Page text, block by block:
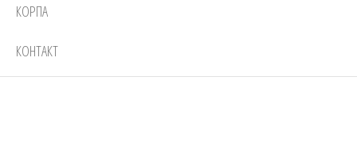
КОРПА
КОНТАКТ